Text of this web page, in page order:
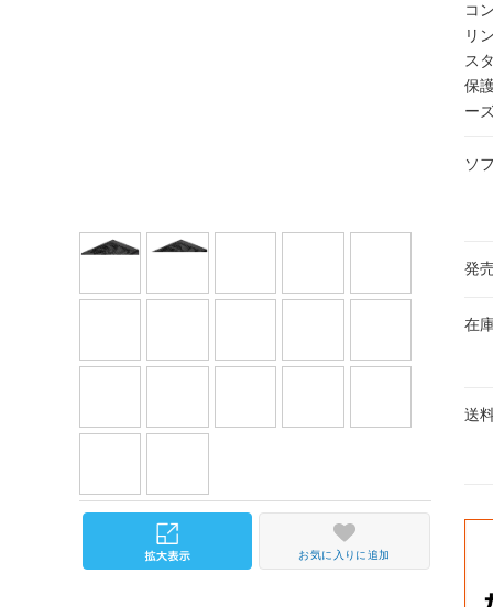
コ
リ
ス
保
ー
ソ
発
在
送
お気に入りに追加